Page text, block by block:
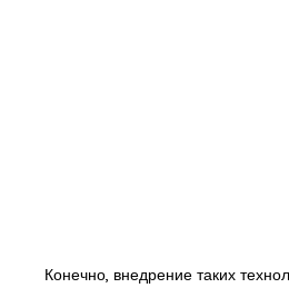
Конечно, внедрение таких